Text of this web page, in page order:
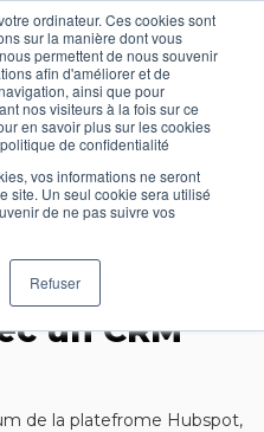
ordinateur. Ces cookies sont
sur la manière dont vous
permettent de nous souvenir
afin d'améliorer et de
ainsi que pour
nos visiteurs à la fois sur ce
en savoir plus sur les cookies
de confidentialité
vos informations ne seront
site. Un seul cookie sera utilisé
de ne pas suivre vos
Refuser
HUBSPOT
un CRM
de la platefrome Hubspot,